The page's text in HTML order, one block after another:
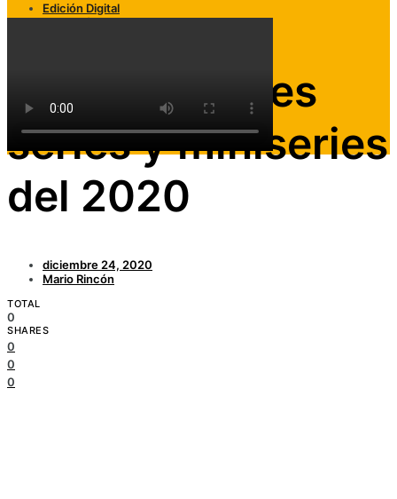
Edición Digital
Televisión
Las 10 grandes
series y miniseries
del 2020
diciembre 24, 2020
Mario Rincón
TOTAL
0
SHARES
0
0
0